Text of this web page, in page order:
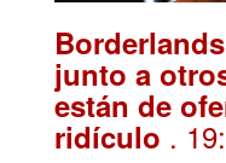
junto a
están de
ridículo .